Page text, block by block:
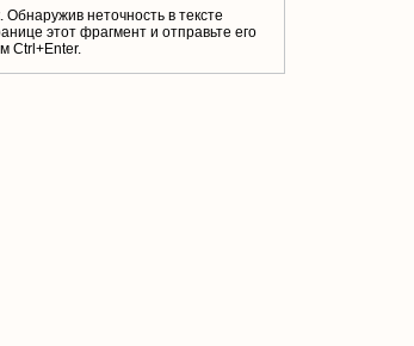
неточность в тексте
этот фрагмент и отправьте его
Ctrl+Enter.